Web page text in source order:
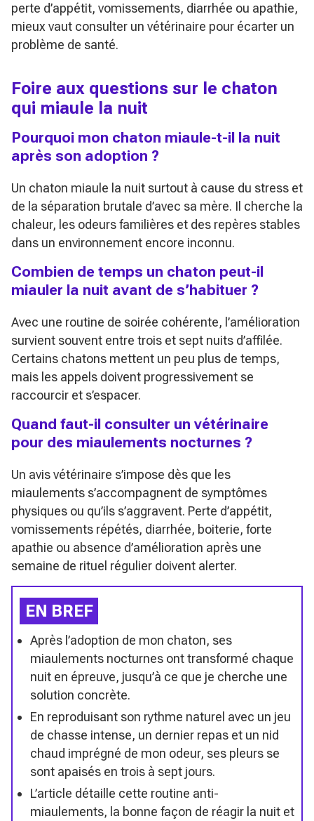
perte d’appétit, vomissements, diarrhée ou apathie,
mieux vaut consulter un vétérinaire pour écarter un
problème de santé.
Foire aux questions sur le chaton
qui miaule la nuit
Pourquoi mon chaton miaule-t-il la nuit
après son adoption ?
Un chaton miaule la nuit surtout à cause du stress et
de la séparation brutale d’avec sa mère. Il cherche la
chaleur, les odeurs familières et des repères stables
dans un environnement encore inconnu.
Combien de temps un chaton peut-il
miauler la nuit avant de s’habituer ?
Avec une routine de soirée cohérente, l’amélioration
survient souvent entre trois et sept nuits d’affilée.
Certains chatons mettent un peu plus de temps,
mais les appels doivent progressivement se
raccourcir et s’espacer.
Quand faut-il consulter un vétérinaire
pour des miaulements nocturnes ?
Un avis vétérinaire s’impose dès que les
miaulements s’accompagnent de symptômes
physiques ou qu’ils s’aggravent. Perte d’appétit,
vomissements répétés, diarrhée, boiterie, forte
apathie ou absence d’amélioration après une
semaine de rituel régulier doivent alerter.
EN BREF
Après l’adoption de mon chaton, ses
miaulements nocturnes ont transformé chaque
nuit en épreuve, jusqu’à ce que je cherche une
solution concrète.
En reproduisant son rythme naturel avec un jeu
de chasse intense, un dernier repas et un nid
chaud imprégné de mon odeur, ses pleurs se
sont apaisés en trois à sept jours.
L’article détaille cette routine anti-
miaulements, la bonne façon de réagir la nuit et